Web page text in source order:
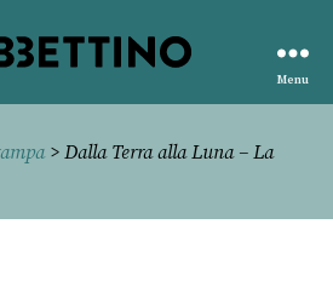
editore
Menu
> Dalla Terra alla Luna – La